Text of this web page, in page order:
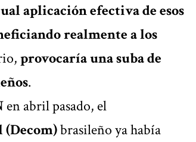
aplicación efectiva de esos
realmente a los
provocaría una suba de
.
en abril pasado, el
(Decom)brasileño ya había